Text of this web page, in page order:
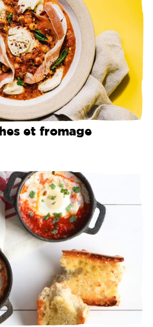
et fromage